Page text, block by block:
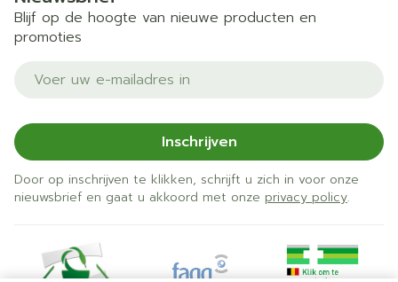
Blijf op de hoogte van nieuwe producten en
promoties
E-mail adres
Inschrijven
Door op inschrijven te klikken, schrijft u zich in voor onze
nieuwsbrief en gaat u akkoord met onze privacy policy.